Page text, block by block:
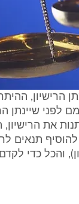
הרישיון,
לפני שיינתן
את הרישיון,
תנאים
והכל כדי